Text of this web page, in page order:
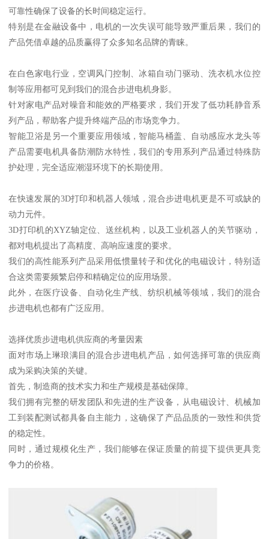
可靠性确保了设备的长时间稳定运行。
特别是在金融设备中，电机的一次失误可能导致严重后果，我们的
产品凭借卓越的品质赢得了众多知名品牌的青睐。
在白色家电行业，空调风门控制、冰箱自动门驱动、洗衣机水位控
制等应用都可见到我们的混合步进电机身影。
针对家电产品对噪音和能效的严格要求，我们开发了低功耗静音系
列产品，帮助客户提升终端产品的市场竞争力。
智能卫浴是另一个重要应用领域，智能马桶盖、自动感应水龙头等
产品需要电机具备防潮防水特性，我们的专用系列产品通过特殊防
护处理，完全适应潮湿环境下的长期使用。
在快速发展的3D打印和机器人领域，混合步进电机更是不可或缺的
动力元件。
3D打印机的XYZ轴定位、送丝机构，以及工业机器人的关节驱动，
都对电机提出了高精度、高响应速度的要求。
我们的高性能系列产品采用低惯量转子和优化的电磁设计，特别适
合这类需要频繁启停和精确定位的应用场景。
此外，在医疗设备、自动化生产线、纺织机械等领域，我们的混合
步进电机也都有广泛应用。
选择优质步进电机供应商的考量因素
面对市场上琳琅满目的混合步进电机产品，如何选择可靠的供应商
成为采购决策的关键。
首先，制造商的技术实力和生产规模是基础保障。
我们拥有完整的研发团队和先进的生产设备，从电磁设计、机械加
工到装配测试都具备自主能力，这确保了产品品质的一致性和供货
的稳定性。
同时，通过规模化生产，我们能够在保证质量的前提下提供更具竞
争力的价格。